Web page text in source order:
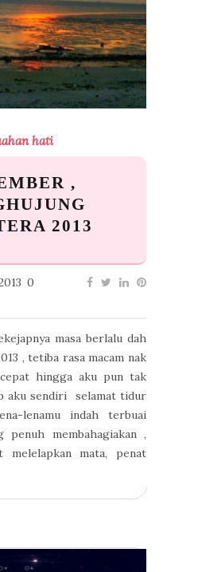
hati
,
2013
0
masa berlalu dah
, tetiba rasa macam nak
hingga aku pun tak
aku sendiri selamat tidur
lenamu indah terbuai
penuh membahagiakan ,
mata, penat